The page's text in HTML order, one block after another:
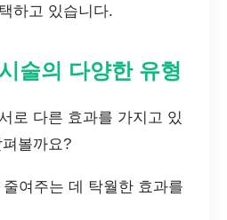
하고 있습니다.
술의 다양한 유형
로 다른 효과를 가지고 있
볼까요?
여주는 데 탁월한 효과를